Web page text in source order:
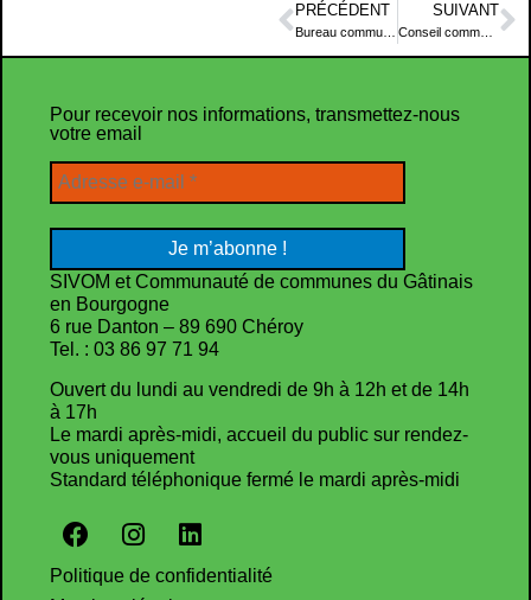
PRÉCÉDENT SUIVANT
Conseil communautaire du 17 décembre 2018
Pour recevoir nos informations, transmettez-nous
votre email
SIVOM et Communauté de communes du Gâtinais
en Bourgogne
6 rue Danton – 89 690 Chéroy
Tel. : 03 86 97 71 94
Ouvert du lundi au vendredi de 9h à 12h et de 14h
à 17h
Le mardi après-midi, accueil du public sur rendez-
vous uniquement
Standard téléphonique fermé le mardi après-midi
Politique de confidentialité